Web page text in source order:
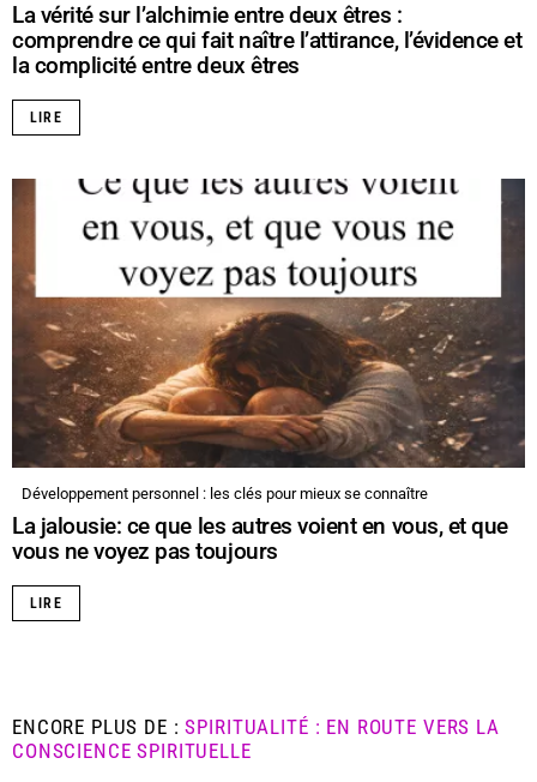
La vérité sur l’alchimie entre deux êtres :
comprendre ce qui fait naître l’attirance, l’évidence et
la complicité entre deux êtres
LIRE
Développement personnel : les clés pour mieux se connaître
La jalousie: ce que les autres voient en vous, et que
vous ne voyez pas toujours
LIRE
ENCORE PLUS DE :SPIRITUALITÉ : EN ROUTE VERS LA
CONSCIENCE SPIRITUELLE